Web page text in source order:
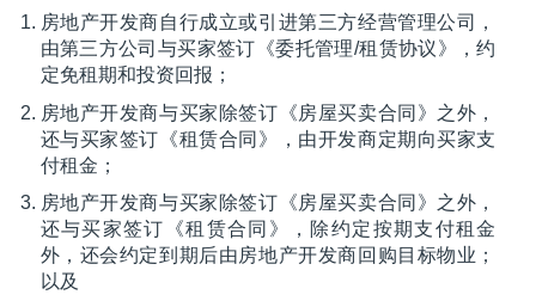
房地产开发商自行成立或引进第三方经营管理公司，
由第三方公司与买家签订《委托管理/租赁协议》，约
定免租期和投资回报；
房地产开发商与买家除签订《房屋买卖合同》之外，
还与买家签订《租赁合同》，由开发商定期向买家支
付租金；
房地产开发商与买家除签订《房屋买卖合同》之外，
还与买家签订《租赁合同》，除约定按期支付租金
外，还会约定到期后由房地产开发商回购目标物业；
以及